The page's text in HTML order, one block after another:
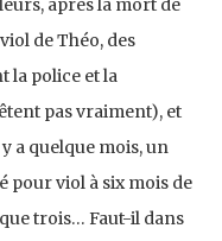
de Théo, des
la police et la
pas vraiment), et
a quelque mois, un
pour viol à six mois de
trois… Faut-il dans